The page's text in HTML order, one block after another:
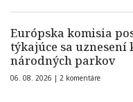
Európska komisia
týkajúce sa uznesení
národných parkov
06. 08. 2026 | 2 komentáre